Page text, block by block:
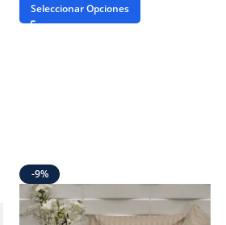
Seleccionar Opciones
-9%